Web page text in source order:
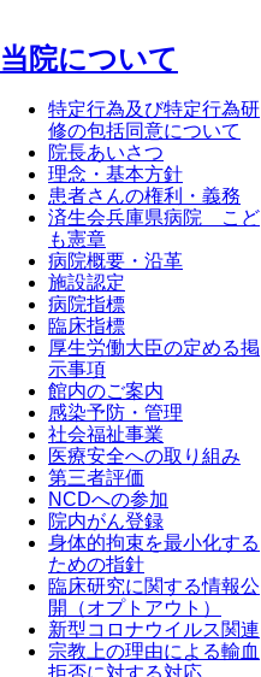
当院について
特定行為及び特定行為研
修の包括同意について
院長あいさつ
理念・基本方針
患者さんの権利・義務
済生会兵庫県病院 こど
も憲章
病院概要・沿革
施設認定
病院指標
臨床指標
厚生労働大臣の定める掲
示事項
館内のご案内
感染予防・管理
社会福祉事業
医療安全への取り組み
第三者評価
NCDへの参加
院内がん登録
身体的拘束を最小化する
ための指針
臨床研究に関する情報公
開（オプトアウト）
新型コロナウイルス関連
宗教上の理由による輸血